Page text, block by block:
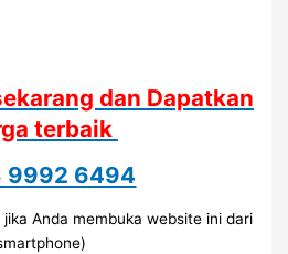
dan Dapatkan
terbaik
9992 6494
Anda membuka website ini dari